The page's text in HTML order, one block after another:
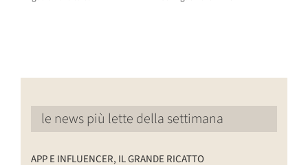
le news più lette della settimana
APP E INFLUENCER, IL GRANDE RICATTO